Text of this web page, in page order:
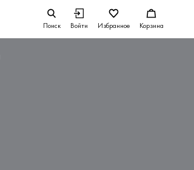
Поиск Войти Избранное Корзина